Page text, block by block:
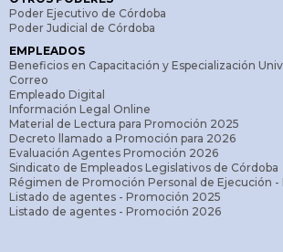
Poder Ejecutivo de Córdoba
Poder Judicial de Córdoba
EMPLEADOS
Beneficios en Capacitación y Especialización
Correo
Empleado Digital
Información Legal Online
Material de Lectura para Promoción 2025
Decreto llamado a Promoción para 2026
Evaluación Agentes Promoción 2026
Sindicato de Empleados Legislativos de Córdoba
Régimen de Promoción Personal de Ejecución -
Listado de agentes - Promoción 2025
Listado de agentes - Promoción 2026